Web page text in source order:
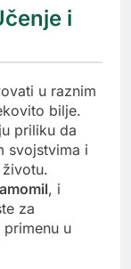
i
u raznim
bilje.
priliku da
svojstvima i
, i
za
u